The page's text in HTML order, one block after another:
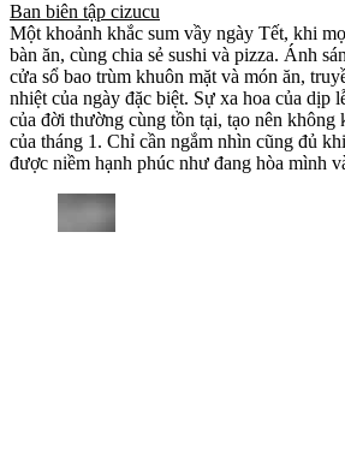
Ban biên tập cizucu
Một khoảnh khắc sum vầy ngày Tết, khi
bàn ăn, cùng chia sẻ sushi và pizza. Ánh
cửa sổ bao trùm khuôn mặt và món ăn,
nhiệt của ngày đặc biệt. Sự xa hoa của dịp
của đời thường cùng tồn tại, tạo nên không
của tháng 1. Chỉ cần ngắm nhìn cũng đủ
được niềm hạnh phúc như đang hòa mình